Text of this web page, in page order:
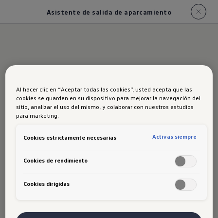
Asistente de salida de aparcamiento
Asistente de
salida de
aparcamiento
Al hacer clic en “Aceptar todas las cookies”, usted acepta que las
cookies se guarden en su dispositivo para mejorar la navegación del
sitio, analizar el uso del mismo, y colaborar con nuestros estudios
para marketing.
Cookies estrictamente necesarias Activas siempre
Cookies de rendimiento
Cookies dirigidas